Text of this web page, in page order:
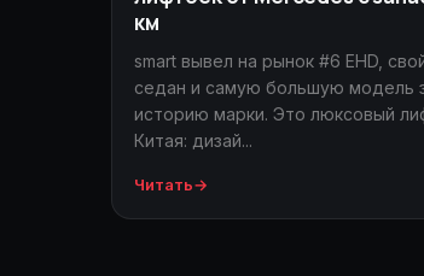
км
smart вывел на рынок #6 EHD,
седан и самую большую модель
историю марки. Это люксовый
Китая: дизай...
Читать→